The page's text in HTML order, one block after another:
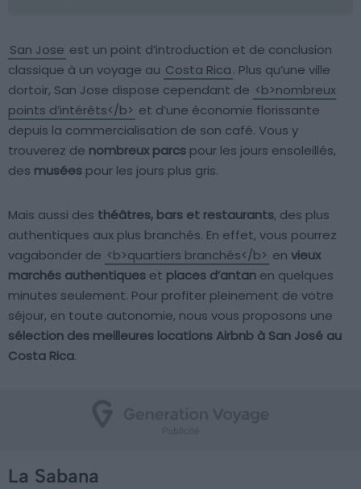
San Jose est un point d’introduction et de conclusion
classique à un voyage au Costa Rica. Plus qu’une ville
dortoir, San Jose dispose cependant de <b>nombreux
points d’intérêts</b> et d’une économie florissante
depuis la commercialisation de son café. Vous y
trouverez de nombreux parcs pour les jours ensoleillés,
des musées pour les jours plus gris.
Mais aussi des théâtres, bars et restaurants, des plus
authentiques aux plus branchés. En effet, vous pourrez
vagabonder de <b>quartiers branchés</b> en vieux
marchés authentiques et places d’antan en quelques
minutes seulement. Pour profiter pleinement de votre
séjour, en toute autonomie, nous vous proposons une
sélection des meilleures locations Airbnb à San José au
Costa Rica.
La Sabana